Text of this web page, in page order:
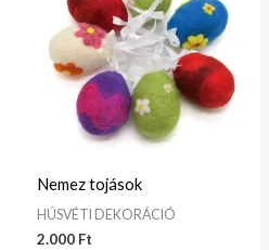
Nemez tojások
HÚSVÉTI DEKORÁCIÓ
2.000 Ft